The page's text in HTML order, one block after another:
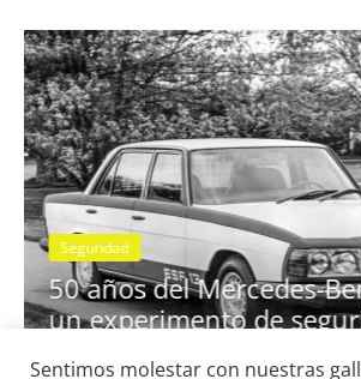
Seguridad
50 años del Mercedes-
un experimento de
Sentimos molestar con nuestras